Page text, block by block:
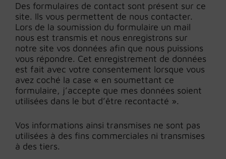
Des formulaires de contact sont présent sur ce
site. Ils vous permettent de nous contacter.
Lors de la soumission du formulaire un mail
nous est transmis et nous enregistrons sur
notre site vos données afin que nous puissions
vous répondre. Cet enregistrement de données
est fait avec votre consentement lorsque vous
avez coché la case « en soumettant ce
formulaire, j’accepte que mes données soient
utilisées dans le but d’être recontacté ».
Vos informations ainsi transmises ne sont pas
utilisées à des fins commerciales ni transmises
à des tiers.